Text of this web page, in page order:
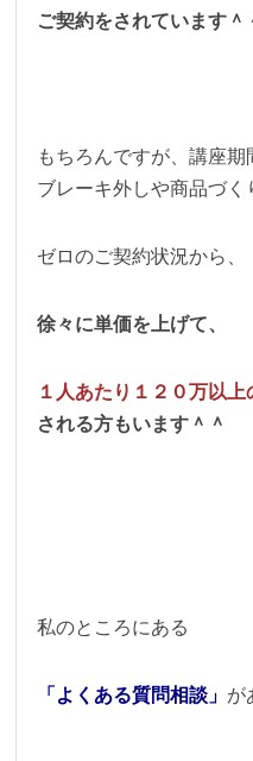
ご契約をされています＾
もちろんですが、講座期
ブレーキ外しや商品づく
ゼロのご契約状況から、
徐々に単価を上げて、
１人あたり１２０万以上
される方もいます＾＾
私のところにある
「よくある質問相談」 が